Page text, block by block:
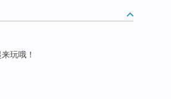
玩哦！